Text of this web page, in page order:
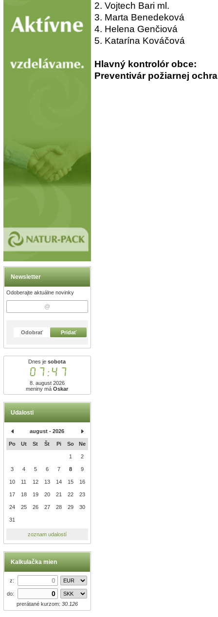
Newsletter
Odoberajte aktuálne novinky
Odobrať Pridať
Dnes jesobota
07:47
8. august 2026
meniny máOskar
Udalosti
august - 2026
Po Ut St Št Pi So Ne
1 2
3 4 5 6 7 8 9
10 11 12 13 14 15 16
17 18 19 20 21 22 23
24 25 26 27 28 29 30
31
zoznam udalostí
Kalkulačka mien
z:
do:
prerátané kurzom: 30.126
2. Vojtech Bari ml.
3. Marta Benedeková
4. Helena Genčiová
5. Katarína Kováčová
Hlavný kontrolór obce:
Preventivár požiarnej